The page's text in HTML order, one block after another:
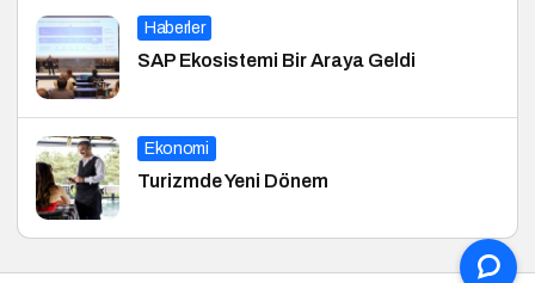
Haberler
SAP Ekosistemi Bir Araya Geldi
Ekonomi
Turizmde Yeni Dönem